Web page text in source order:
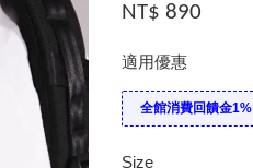
NT$ 890
適用優惠
全館消費回饋金1%
Size